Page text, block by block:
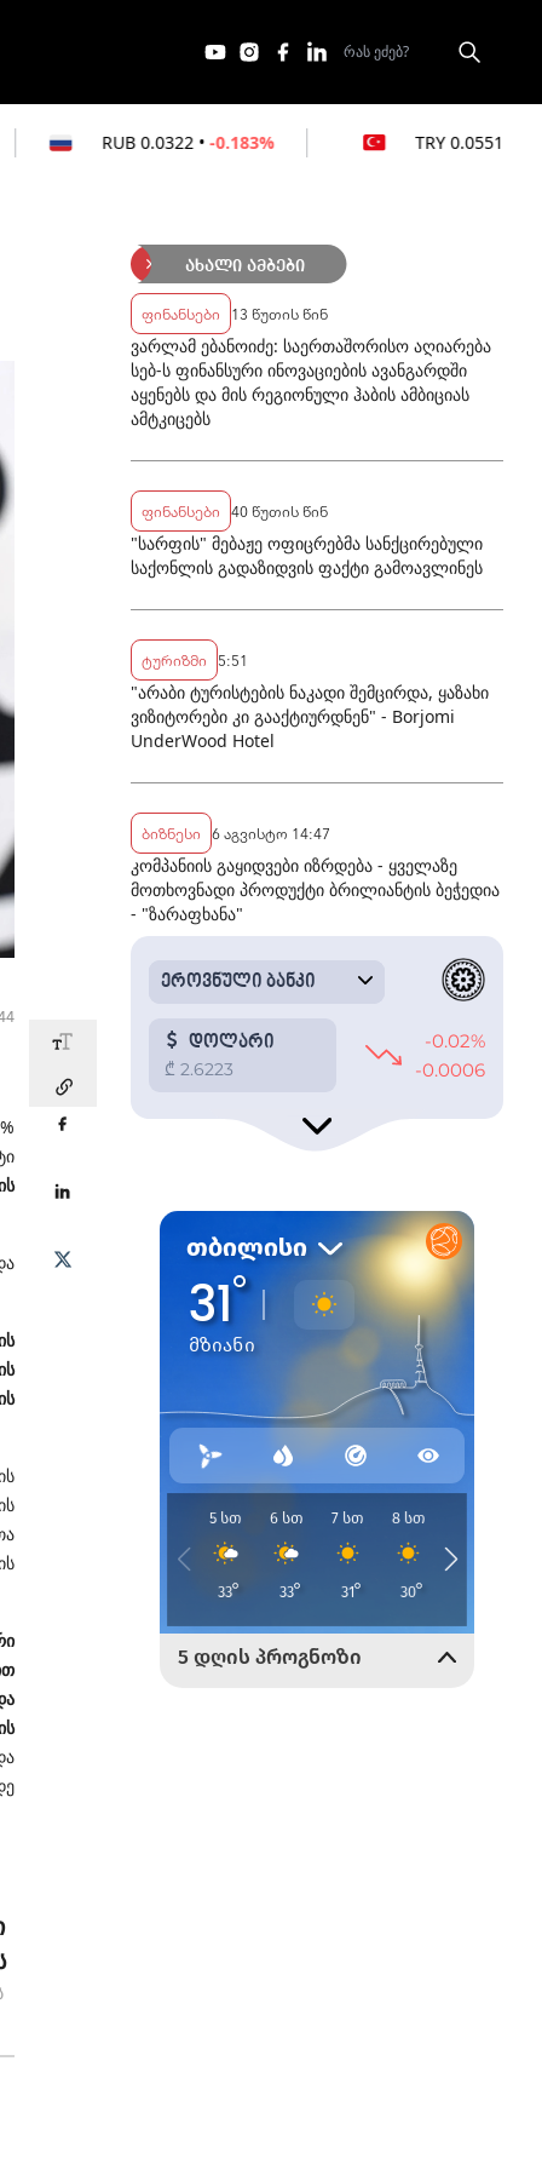
• -0.183% TRY • 0%
ახალი ამბები
ფინანსები 13 წუთის წინ
ვარლამ ებანოიძე: საერთაშორისო აღიარება
სებ-ს ფინანსური ინოვაციების ავანგარდში
აყენებს და მის რეგიონული ჰაბის ამბიციას
ამტკიცებს
ფინანსები 40 წუთის წინ
"სარფის" მებაჟე ოფიცრებმა სანქცირებული
საქონლის გადაზიდვის ფაქტი გამოავლინეს
ტურიზმი 5:51
"არაბი ტურისტების ნაკადი შემცირდა, ყაზახი
ვიზიტორები კი გააქტიურდნენ" - Borjomi
UnderWood Hotel
ბიზნესი 6 აგვისტო 14:47
კომპანიის გაყიდვები იზრდება - ყველაზე
მოთხოვნადი პროდუქტი ბრილიანტის ბეჭედია
- "ზარაფხანა"